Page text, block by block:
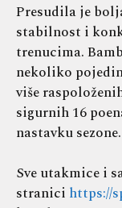
Presudila je
stabilnost i
trenucima.
nekoliko
više
sigurnih 16
nastavku sezone.
Sve utakmice i
stranici https://